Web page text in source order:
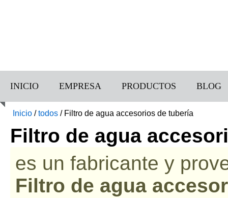
INICIO EMPRESA PRODUCTOS BLOG
Inicio /todos / Filtro de agua accesorios de tubería
Filtro de agua
es un fabricante y
Filtro de agua